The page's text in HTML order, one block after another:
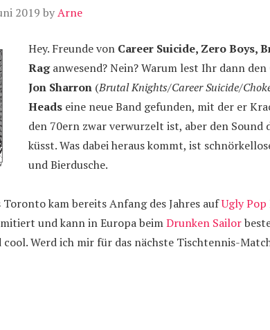
2019 byArne
Hey. Freunde von Career Suicide, Zero Boys,
Raganwesend? Nein? Warum lest Ihr dann den
Jon Sharron (Brutal Knights/Career Suicide/
Heads eine neue Band gefunden, mit der er
den 70ern zwar verwurzelt ist, aber den Sound
küsst. Was dabei heraus kommt, ist
und Bierdusche.
Toronto kam bereits Anfang des Jahres aufUgly Pop
und kann in Europa beimDrunken Sailor
Werd ich mir für das nächste Tischtennis-